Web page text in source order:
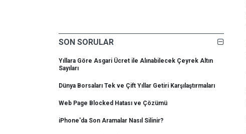
SON SORULAR
Yıllara Göre Asgari Ücret ile Alınabilecek Çeyrek Altın
Sayıları
Dünya Borsaları Tek ve Çift Yıllar Getiri Karşılaştırmaları
Web Page Blocked Hatası ve Çözümü
iPhone'da Son Aramalar Nasıl Silinir?